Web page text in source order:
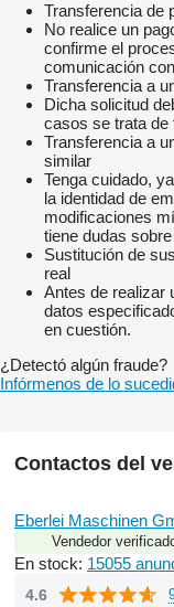
Transferencia de
No realice un
confirme el
comunicación
Transferencia a
Dicha solicitud
casos se trata de
Transferencia a
similar
Tenga cuidado,
la identidad de
modificaciones
tiene dudas
Sustitución de
real
Antes de realizar
datos
en cuestión.
¿Detectó algún fraude?
Infórmenos de lo
Contactos del
Eberlei Maschinen
Vendedor
En stock: 15055
4.6